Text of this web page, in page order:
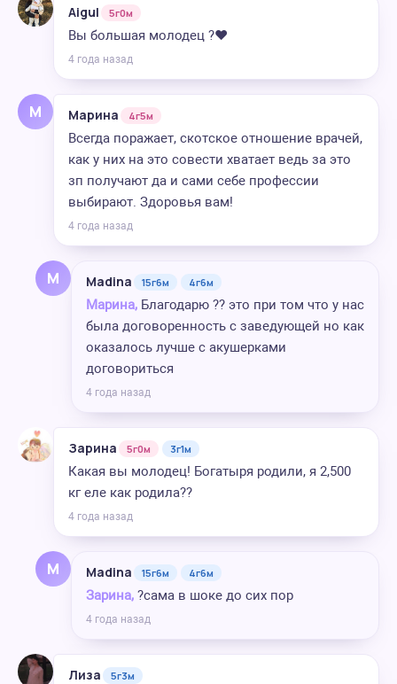
Aigul 5г0м
Вы большая молодец ?♥️
4 года назад
М Марина 4г5м
Всегда поражает, скотское отношение врачей,
как у них на это совести хватает ведь за это
зп получают да и сами себе профессии
выбирают. Здоровья вам!
4 года назад
M Madina 15г6м 4г6м
Марина, Благодарю ?? это при том что у нас
была договоренность с заведующей но как
оказалось лучше с акушерками
договориться
4 года назад
Зарина 5г0м 3г1м
Какая вы молодец! Богатыря родили, я 2,500
кг еле как родила??
4 года назад
M Madina 15г6м 4г6м
Зарина, ?сама в шоке до сих пор
4 года назад
Лиза 5г3м